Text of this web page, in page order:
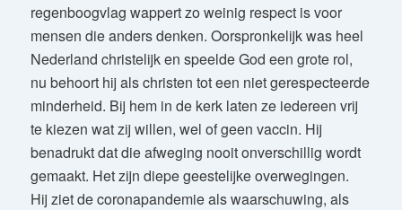
regenboogvlag wappert zo weinig respect is voor
mensen die anders denken. Oorspronkelijk was heel
Nederland christelijk en speelde God een grote rol,
nu behoort hij als christen tot een niet gerespecteerde
minderheid. Bij hem in de kerk laten ze iedereen vrij
te kiezen wat zij willen, wel of geen vaccin. Hij
benadrukt dat die afweging nooit onverschillig wordt
gemaakt. Het zijn diepe geestelijke overwegingen.
Hij ziet de coronapandemie als waarschuwing, als